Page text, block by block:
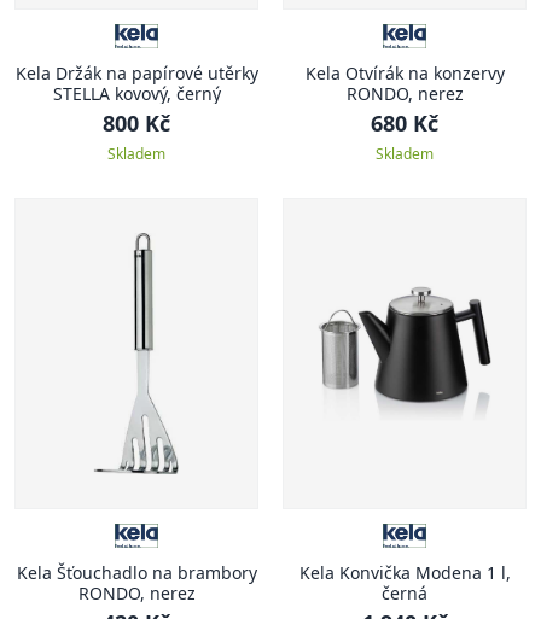
Kela Držák na papírové utěrky
STELLA kovový, černý
800 Kč
Skladem
Kela Otvírák na konzervy
RONDO, nerez
680 Kč
Skladem
Kela Šťouchadlo na brambory
RONDO, nerez
Kela Konvička Modena 1 l,
černá